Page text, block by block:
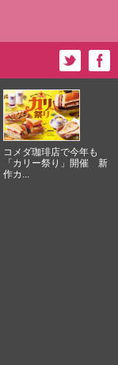
コメダ珈琲店で今年も
「カリー祭り」開催 新
作カ...